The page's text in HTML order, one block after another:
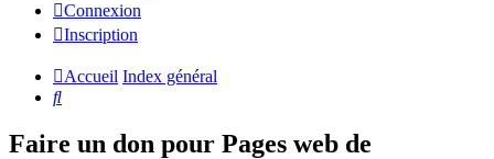
Connexion
Inscription
Accueil Index général
Rechercher
Faire un don pour Pages web de